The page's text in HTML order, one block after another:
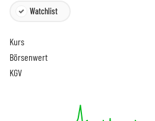
Watchlist
Kurs
Börsenwert
KGV